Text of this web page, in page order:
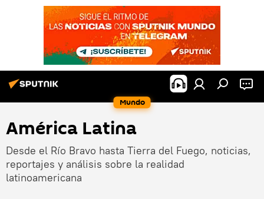
Mundo
América Latina
Desde el Río Bravo hasta Tierra del Fuego, noticias,
reportajes y análisis sobre la realidad
latinoamericana